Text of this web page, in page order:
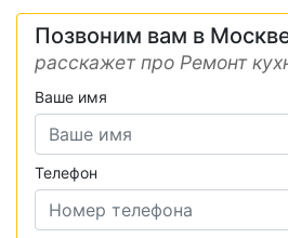
Позвоним вам в
расскажет про Ремонт
Ваше имя
Телефон